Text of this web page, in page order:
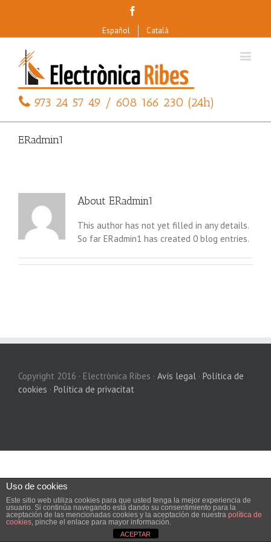
Español Català
973 24 57 49 / 608 166 230 (24h)
ERadmin1
About ERadmin1
This author has not yet filled in any details.
So far ERadmin1 has created 0 blog entries.
Copyright 2016 · Electrònica Ribes · Avís legal · Política de
cookies · Política de privacitat
Uso de cookies
Este sitio web utiliza cookies para que usted tenga la mejor experiencia de
usuario. Si continúa navegando está dando su consentimiento para la
aceptación de las mencionadas cookies y la aceptación de nuestra política de
cookies, pinche el enlace para mayor información.
ACEPTAR